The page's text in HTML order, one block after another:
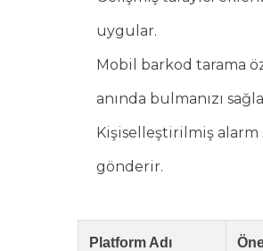
uygular.
Mobil barkod tarama
anında bulmanızı
Kişiselleştirilmiş alarm
gönderir.
Platform Adı